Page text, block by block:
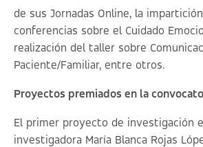
de sus Jornadas Online, la
conferencias sobre el Cuidado
realización del taller sobre
Paciente/Familiar, entre otros.
Proyectos premiados en la
El primer proyecto de investigación
investigadora María Blanca Rojas